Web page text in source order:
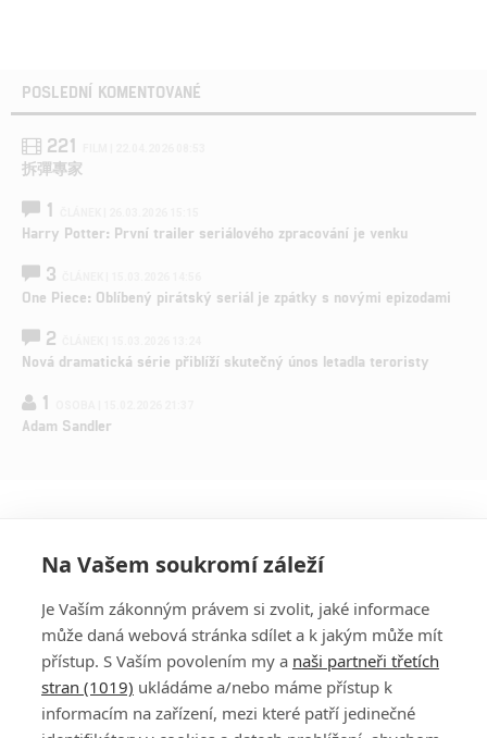
POSLEDNÍ KOMENTOVANÉ
221
拆彈專家
1
Harry Potter: První trailer seriálového zpracování je venku
3
One Piece: Oblíbený pirátský seriál je zpátky s novými epizodami
2
Nová dramatická série přiblíží skutečný únos letadla teroristy
1
Adam Sandler
PŘIHLÁSIT
Na Vašem soukromí záleží
Je Vaším zákonným právem si zvolit, jaké informace
může daná webová stránka sdílet a k jakým může mít
přístup. S Vaším povolením my a naši partneři třetích
stran (1019) ukládáme a/nebo máme přístup k
informacím na zařízení, mezi které patří jedinečné